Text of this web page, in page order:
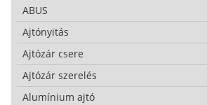
ABUS
Ajtónyitás
Ajtózár csere
Ajtózár szerelés
Alumínium ajtó